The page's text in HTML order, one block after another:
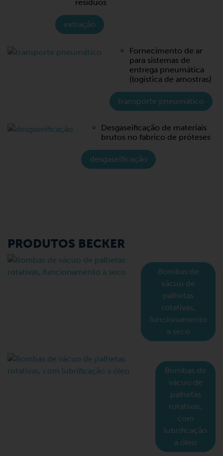
resíduos
extração
Fornecimento de ar
para sistemas de
entrega pneumática
(logística de amostras)
transporte pneumático
Desgaseificação de materiais
brutos no fabrico de próteses
desgaseificação
PRODUTOS BECKER
Bombas de
vácuo de
palhetas
rotativas,
funcionamento
a seco
Bombas de
vácuo de
palhetas
rotativas,
com
lubrificação
a óleo